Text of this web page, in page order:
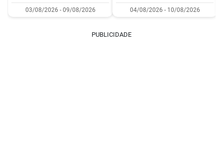
03/08/2026 - 09/08/2026 04/08/2026 - 10/08/2026
PUBLICIDADE